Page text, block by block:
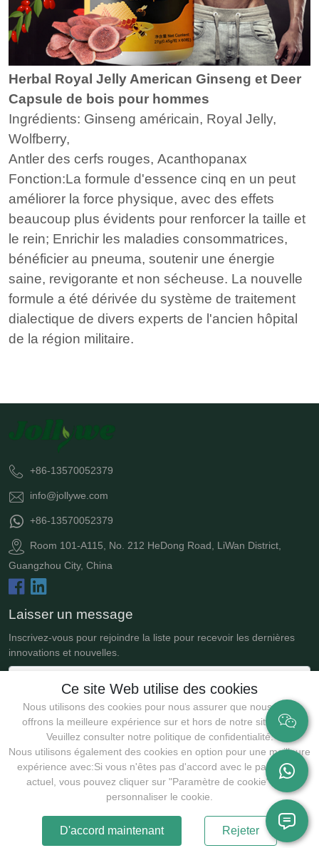
Herbal Royal Jelly American Ginseng et Deer
Capsule de bois pour hommes
Ingrédients: Ginseng américain, Royal Jelly,
Wolfberry,
Antler des cerfs rouges, Acanthopanax
Fonction:La formule d'essence cinq en un peut
améliorer la force physique, avec des effets
beaucoup plus évidents pour renforcer la taille et
le rein; Enrichir les maladies consommatrices,
bénéficier au pneuma, soutenir une énergie
saine, revigorante et non sécheuse. La nouvelle
formule a été dérivée du système de traitement
dialectique de divers experts de l'ancien hôpital
de la région militaire.
Ce site Web utilise des cookies
Nous utilisons des cookies pour nous assurer que nous vous
offrons la meilleure expérience sur et hors de notre site Web.
Veuillez consulter notre politique de confidentialité.
Nous utilisons également des cookies en option pour une meilleure
expérience avec:Si vous n'êtes pas d'accord avec le paramètre
actuel, vous pouvez cliquer sur "Paramètre de cookie" pour
personnaliser le cookie.
D'accord maintenant Rejeter
+86-13570052379
info@jollywe.com
+86-13570052379
Room 101-A115, No. 212 HeDong Road, LiWan District,
Guangzhou City, China
Laisser un message
Inscrivez-vous pour rejoindre la liste pour recevoir les dernières
innovations et nouvelles.
Droits d'auteur @2025 Guangzhou JollyWe Biotechnology Co., Ltd